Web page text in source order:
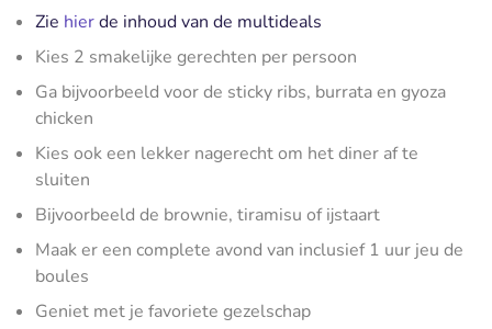
Zie hierde inhoud van de multideals
Kies 2 smakelijke gerechten per persoon
Ga bijvoorbeeld voor de sticky ribs, burrata en gyoza
chicken
Kies ook een lekker nagerecht om het diner af te
sluiten
Bijvoorbeeld de brownie, tiramisu of ijstaart
Maak er een complete avond van inclusief 1 uur jeu de
boules
Geniet met je favoriete gezelschap